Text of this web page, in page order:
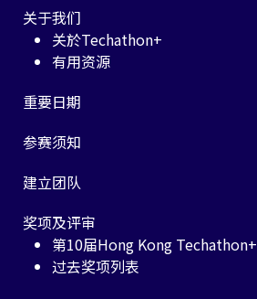
关于我们
关於Techathon+
有用资源
重要日期
参赛须知
建立团队
奖项及评审
第10届Hong Kong Techathon+
过去奖项列表